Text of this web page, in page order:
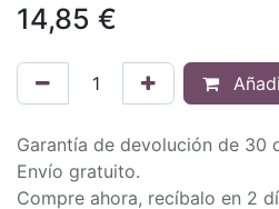
14,85 €
Garantía de devolución de 30
Envío gratuito.
Compre ahora, recíbalo en 2